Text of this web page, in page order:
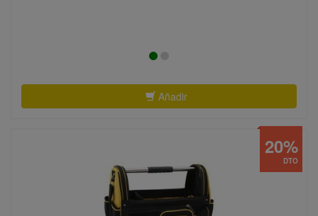
Añadir
DTO
20%